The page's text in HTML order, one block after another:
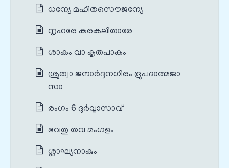
ധന്യേ മഹിതസൌജന്യേ
നൃഹരേ കരകലിതാരേ
ശാകം വാ കൃതപാകം
ശ്രുത്വാ ജനാര്‍ദ്ദനഗിരം ദ്രുപദാത്മജാ
സാ
രംഗം 6 ദുർവ്വാസാവ്
ഭവതു തവ മംഗളം
ശ്ലാഘ്യനാകും